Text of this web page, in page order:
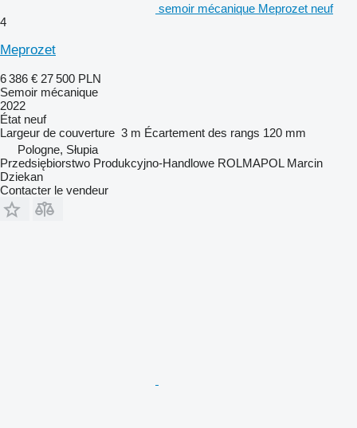
semoir mécanique Meprozet neuf
4
Meprozet
6 386 € 27 500 PLN
Semoir mécanique
2022
État neuf
Largeur de couverture 3 m Écartement des rangs 120 mm
Pologne, Słupia
Przedsiębiorstwo Produkcyjno-Handlowe ROLMAPOL Marcin
Dziekan
Contacter le vendeur